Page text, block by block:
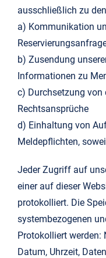
ausschließlich zu
a) Kommunikation
b) Zusendung
Informationen zu
c) Durchsetzung von
Rechtsansprüche
d) Einhaltung von
Meldepflichten,
Jeder Zugriff auf
einer auf dieser
protokolliert. Die
systembezogenen
Protokolliert werden:
Datum, Uhrzeit,